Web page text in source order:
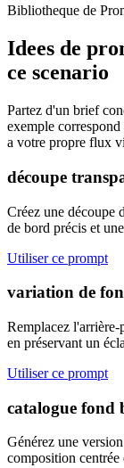
Bibliotheque de
Idees de
ce scenario
Partez d'un brief
exemple
a votre propre flux
découpe
Créez une découpe
de bord précis et
Utiliser ce prompt
variation de
Remplacez l'arrière-
en préservant un
Utiliser ce prompt
catalogue fond
Générez une
composition centrée